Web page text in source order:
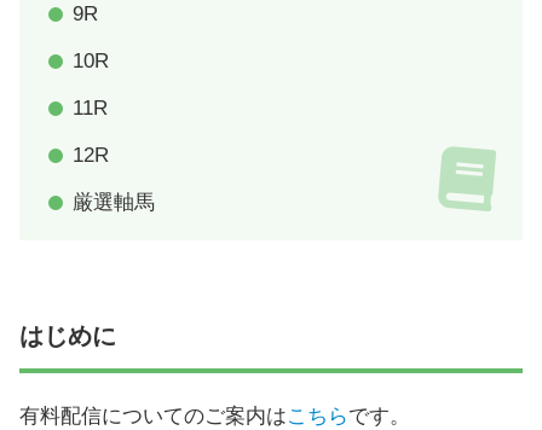
9R
10R
11R
12R
厳選軸馬
はじめに
有料配信についてのご案内はこちらです。